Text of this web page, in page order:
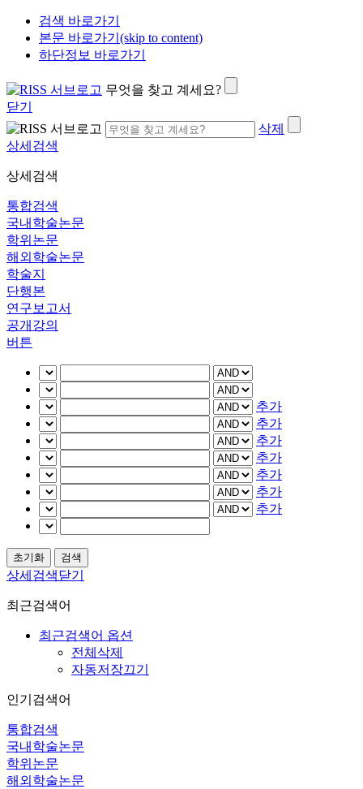
검색 바로가기
본문 바로가기(skip to content)
하단정보 바로가기
무엇을 찾고 계세요?
닫기
삭제
상세검색
상세검색
통합검색
국내학술논문
학위논문
해외학술논문
학술지
단행본
연구보고서
공개강의
버튼
추가
추가
추가
추가
추가
추가
추가
상세검색닫기
최근검색어
최근검색어 옵션
전체삭제
자동저장끄기
인기검색어
통합검색
국내학술논문
학위논문
해외학술논문